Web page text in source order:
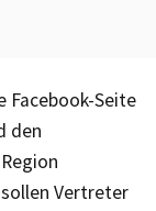
Facebook-Seite
den
Vertreter